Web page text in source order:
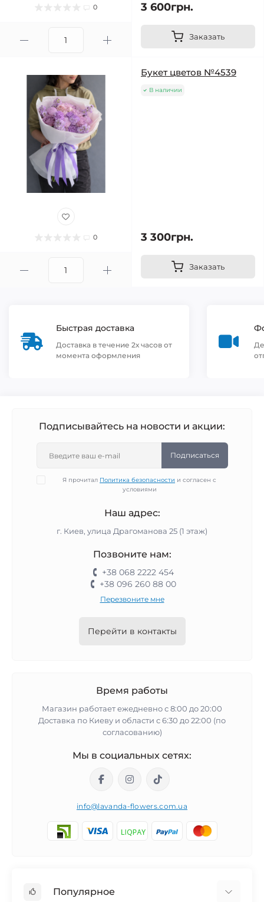
0 3 600грн.
Заказать
0
Букет цветов №4539
В наличии
3 300грн.
Заказать
Быстрая доставка
Доставка в течение 2х часов от
момента оформления
Подписывайтесь на новости и акции:
Подписаться
Я прочитал Политика безопасности и согласен с
условиями
Наш адрес:
г. Киев, улица Драгоманова 25 (1 этаж)
Позвоните нам:
+38 068 2222 454
+38 096 260 88 00
Перезвоните мне
Перейти в контакты
Время работы
Магазин работает ежедневно с 8:00 до 20:00
Доставка по Киеву и области с 6:30 до 22:00 (по
согласованию)
Мы в социальных сетях:
info@lavanda-flowers.com.ua
Популярное